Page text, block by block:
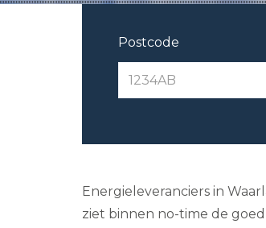
Postcode
Energieleveranciers in
ziet binnen no-time de